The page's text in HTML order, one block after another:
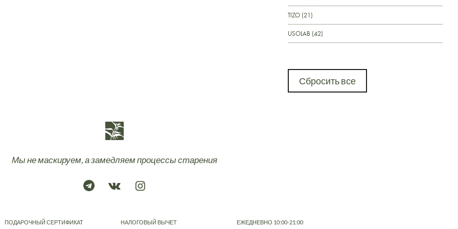
TIZO (21)
USOLAB (42)
Сбросить все
Мы не маскируем, а замедляем процессы старения
ПОДАРОЧНЫЙ СЕРТИФИКАТ НАЛОГОВЫЙ ВЫЧЕТ ЕЖЕДНЕВНО 10:00-21:00